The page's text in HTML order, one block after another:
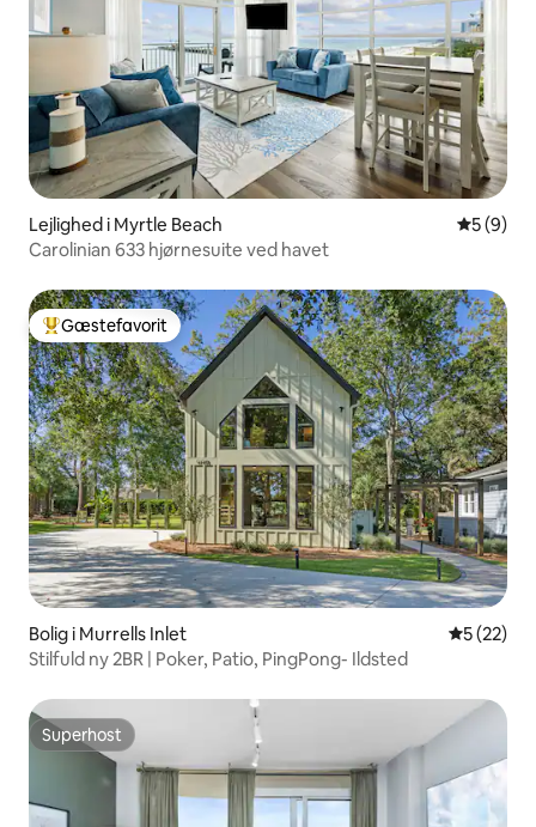
Lejlighed i Myrtle Beach 5 ud af 5
5 (9)
Carolinian 633 hjørnesuite ved havet
Bedste gæstefavorit
Gæstefavorit
Bolig i Murrells Inlet 5 ud af 5 i
5 (22)
Stilfuld ny 2BR | Poker, Patio, PingPong- Ildsted
Superhost
Superhost